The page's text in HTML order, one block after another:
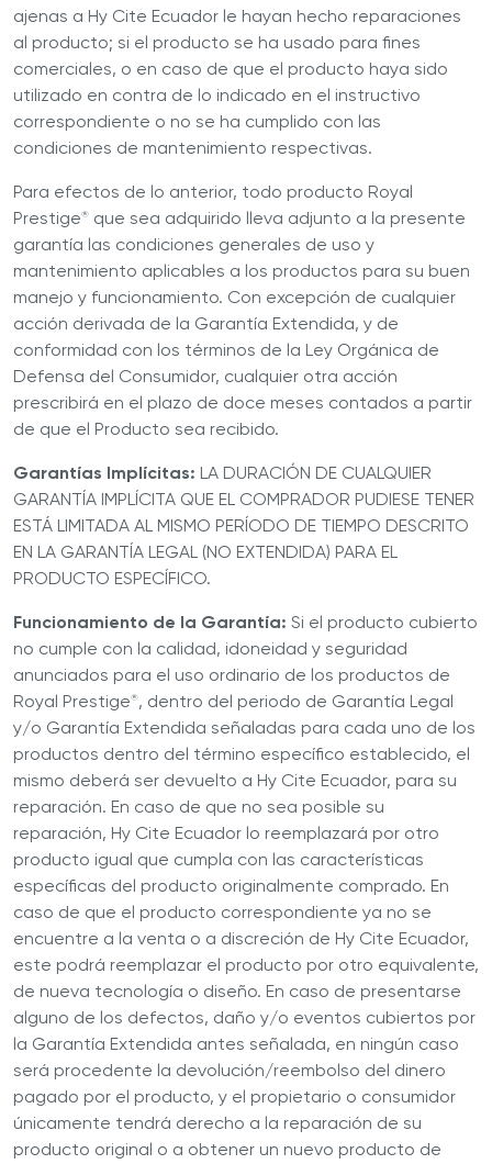
ajenas a Hy Cite Ecuador le hayan hecho reparaciones
al producto; si el producto se ha usado para fines
comerciales, o en caso de que el producto haya sido
utilizado en contra de lo indicado en el instructivo
correspondiente o no se ha cumplido con las
condiciones de mantenimiento respectivas.
Para efectos de lo anterior, todo producto Royal
Prestige® que sea adquirido lleva adjunto a la presente
garantía las condiciones generales de uso y
mantenimiento aplicables a los productos para su buen
manejo y funcionamiento. Con excepción de cualquier
acción derivada de la Garantía Extendida, y de
conformidad con los términos de la Ley Orgánica de
Defensa del Consumidor, cualquier otra acción
prescribirá en el plazo de doce meses contados a partir
de que el Producto sea recibido.
Garantías Implícitas: LA DURACIÓN DE CUALQUIER
GARANTÍA IMPLÍCITA QUE EL COMPRADOR PUDIESE TENER
ESTÁ LIMITADA AL MISMO PERÍODO DE TIEMPO DESCRITO
EN LA GARANTÍA LEGAL (NO EXTENDIDA) PARA EL
PRODUCTO ESPECÍFICO.
Funcionamiento de la Garantía: Si el producto cubierto
no cumple con la calidad, idoneidad y seguridad
anunciados para el uso ordinario de los productos de
Royal Prestige®, dentro del periodo de Garantía Legal
y/o Garantía Extendida señaladas para cada uno de los
productos dentro del término específico establecido, el
mismo deberá ser devuelto a Hy Cite Ecuador, para su
reparación. En caso de que no sea posible su
reparación, Hy Cite Ecuador lo reemplazará por otro
producto igual que cumpla con las características
específicas del producto originalmente comprado. En
caso de que el producto correspondiente ya no se
encuentre a la venta o a discreción de Hy Cite Ecuador,
este podrá reemplazar el producto por otro equivalente,
de nueva tecnología o diseño. En caso de presentarse
alguno de los defectos, daño y/o eventos cubiertos por
la Garantía Extendida antes señalada, en ningún caso
será procedente la devolución/reembolso del dinero
pagado por el producto, y el propietario o consumidor
únicamente tendrá derecho a la reparación de su
producto original o a obtener un nuevo producto de